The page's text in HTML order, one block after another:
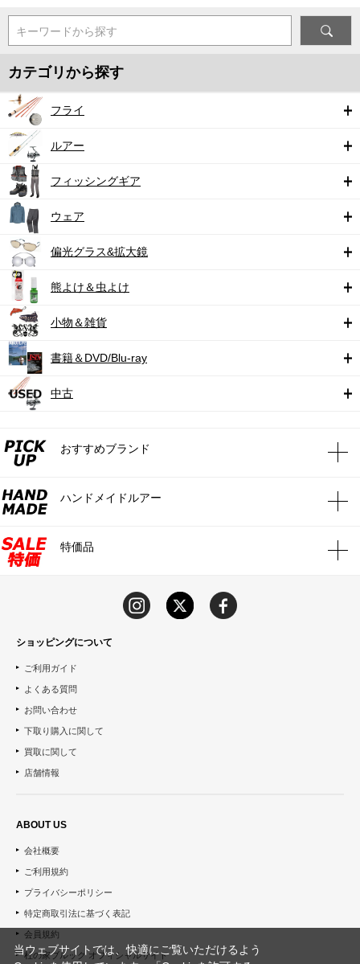
キーワードから探す
カテゴリから探す
フライ
ルアー
フィッシングギア
ウェア
偏光グラス&拡大鏡
熊よけ＆虫よけ
小物＆雑貨
書籍＆DVD/Blu-ray
中古
おすすめブランド
ハンドメイドルアー
特価品
ショッピングについて
ご利用ガイド
よくある質問
お問い合わせ
下取り購入に関して
買取に関して
店舗情報
ABOUT US
会社概要
ご利用規約
プライバシーポリシー
特定商取引法に基づく表記
会員規約
杜の家ブルック オフィシャルサイト
当ウェブサイトでは、快適にご覧いただけるよう